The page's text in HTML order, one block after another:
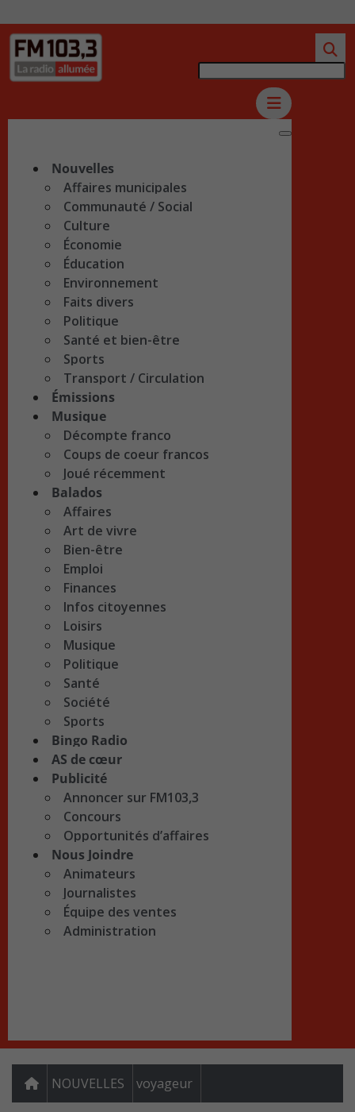
Nouvelles
Affaires municipales
Communauté / Social
Culture
Économie
Éducation
Environnement
Faits divers
Politique
Santé et bien-être
Sports
Transport / Circulation
Émissions
Musique
Décompte franco
Coups de coeur francos
Joué récemment
Balados
Affaires
Art de vivre
Bien-être
Emploi
Finances
Infos citoyennes
Loisirs
Musique
Politique
Santé
Société
Sports
Bingo Radio
AS de cœur
Publicité
Annoncer sur FM103,3
Concours
Opportunités d’affaires
Nous Joindre
Animateurs
Journalistes
Équipe des ventes
Administration
NOUVELLES voyageur